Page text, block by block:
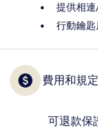
提供相
行動鑰
費用和規定
可退款保